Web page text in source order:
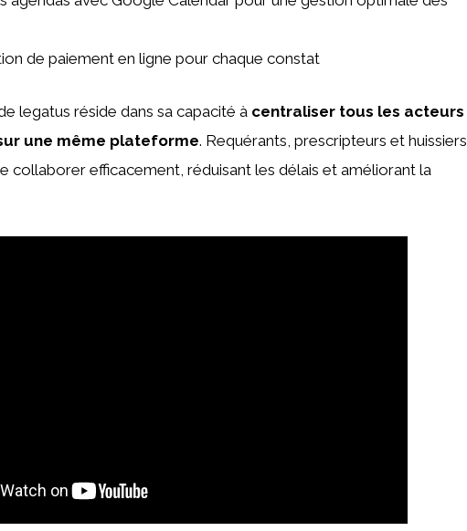
de paiement en ligne pour chaque constat
legatus réside dans sa capacité à centraliser tous les acteurs
une même plateforme. Requérants, prescripteurs et huissiers
collaborer efficacement, réduisant les délais et améliorant la